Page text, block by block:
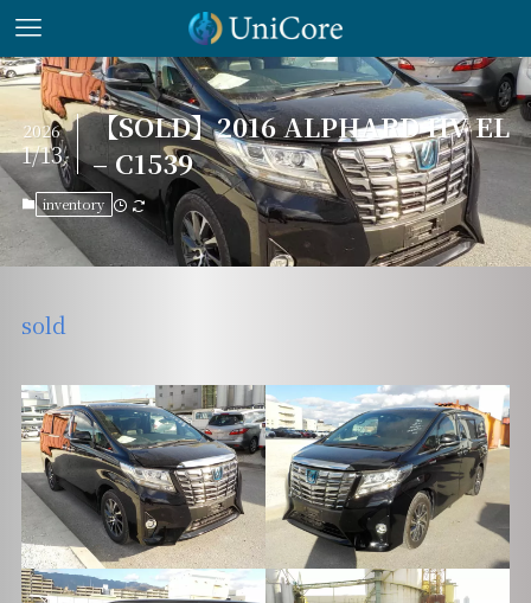
【SOLD】2016 ALPHARD HV EL
– C1539
2026
1/13
inventory
sold